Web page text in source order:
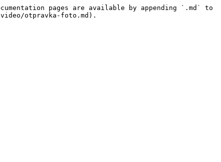
pages are available by appending `.md` to
otpravka-foto.md).